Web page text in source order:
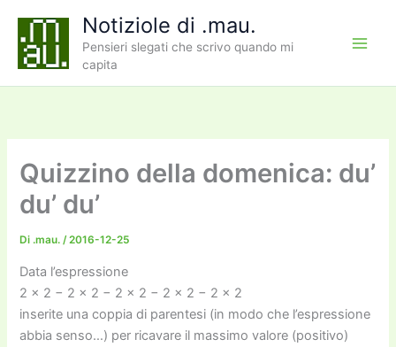
contenuto
Notiziole di .mau.
Pensieri slegati che scrivo quando mi
capita
Quizzino della domenica: du’
du’ du’
Di .mau./2016-12-25
Data l’espressione
2 × 2 − 2 × 2 − 2 × 2 − 2 × 2 − 2 × 2
inserite una coppia di parentesi (in modo che l’espressione
abbia senso…) per ricavare il massimo valore (positivo)